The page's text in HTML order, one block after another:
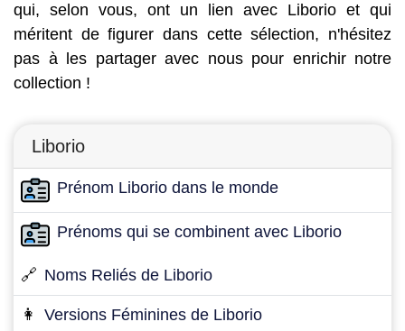
qui, selon vous, ont un lien avec Liborio et qui
méritent de figurer dans cette sélection, n'hésitez
pas à les partager avec nous pour enrichir notre
collection !
Liborio
Prénom Liborio dans le monde
Prénoms qui se combinent avec Liborio
🔗 Noms Reliés de Liborio
👩 Versions Féminines de Liborio